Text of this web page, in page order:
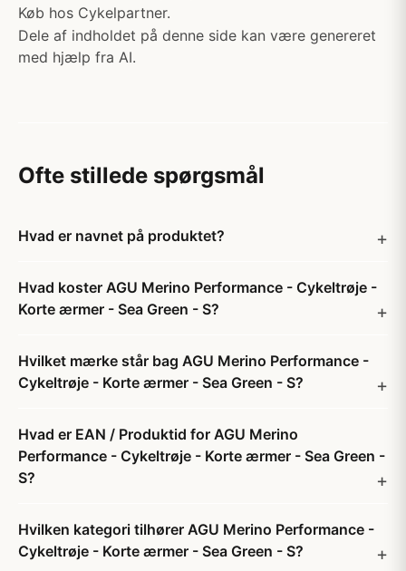
Køb hos Cykelpartner.
Dele af indholdet på denne side kan være genereret
med hjælp fra AI.
Ofte stillede spørgsmål
Hvad er navnet på produktet?
Hvad koster AGU Merino Performance - Cykeltrøje -
Korte ærmer - Sea Green - S?
Hvilket mærke står bag AGU Merino Performance -
Cykeltrøje - Korte ærmer - Sea Green - S?
Hvad er EAN / Produktid for AGU Merino
Performance - Cykeltrøje - Korte ærmer - Sea Green -
S?
Hvilken kategori tilhører AGU Merino Performance -
Cykeltrøje - Korte ærmer - Sea Green - S?